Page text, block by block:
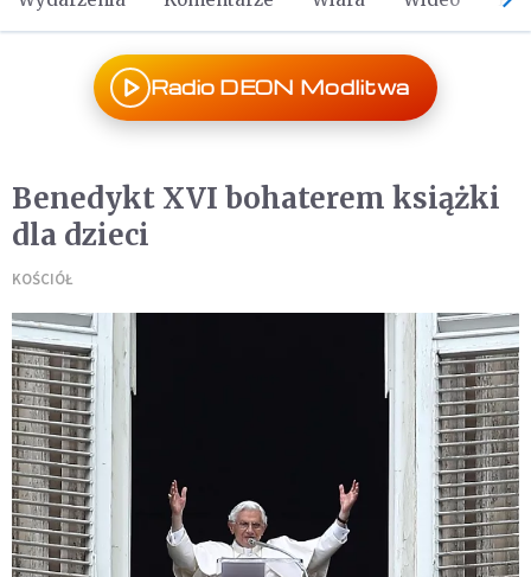
Radio DEON Modlitwa
Benedykt XVI bohaterem książki
dla dzieci
KOŚCIÓŁ